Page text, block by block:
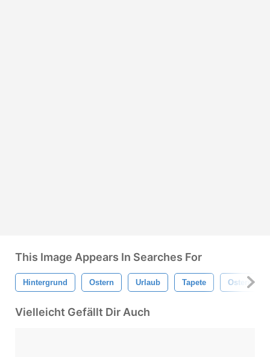
This Image Appears In Searches For
Hintergrund Ostern Urlaub Tapete Ostereier
Vielleicht Gefällt Dir Auch